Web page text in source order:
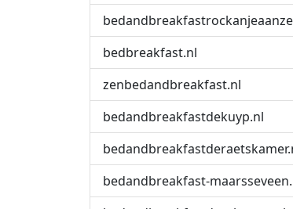
bedbreakfast.nl
zenbedandbreakfast.nl
bedandbreakfastdekuyp.nl
bedandbreakfast-